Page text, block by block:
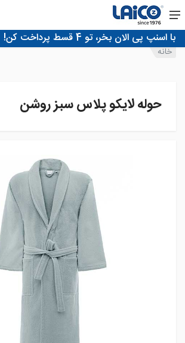
(بدون سود و کارمزد) !با اسنپ پی الان بخر، تو 4 قسط پرداخت کن
خانه
حوله لایکو پلاس سبز روشن